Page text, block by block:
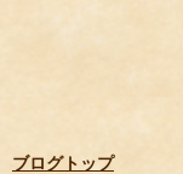
ブログトップ